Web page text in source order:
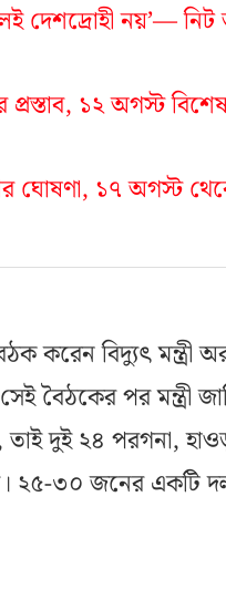
দেশদ্রোহী নয়’— নিট
১২ অগস্ট
ঘোষণা, ১৭ অগস্ট
করেন বিদ্যুৎ মন্ত্রী
বৈঠকের পর মন্ত্রী
তাই দুই ২৪ পরগনা,
২৫-৩০ জনের একটি